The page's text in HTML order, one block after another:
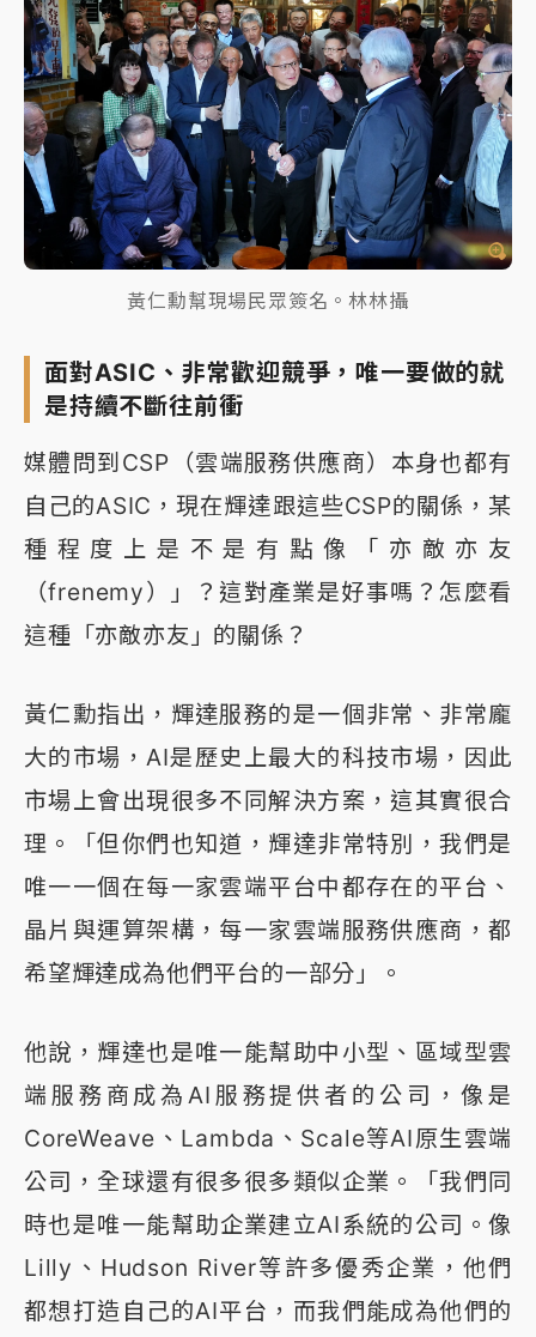
黃仁勳幫現場民眾簽名。林林攝
面對ASIC、非常歡迎競爭，唯一要做的就
是持續不斷往前衝
媒體問到CSP（雲端服務供應商）本身也都有
自己的ASIC，現在輝達跟這些CSP的關係，某
種程度上是不是有點像「亦敵亦友
（frenemy）」？這對產業是好事嗎？怎麼看
這種「亦敵亦友」的關係？
黃仁勳指出，輝達服務的是一個非常、非常龐
大的市場，AI是歷史上最大的科技市場，因此
市場上會出現很多不同解決方案，這其實很合
理。「但你們也知道，輝達非常特別，我們是
唯一一個在每一家雲端平台中都存在的平台、
晶片與運算架構，每一家雲端服務供應商，都
希望輝達成為他們平台的一部分」。
他說，輝達也是唯一能幫助中小型、區域型雲
端服務商成為AI服務提供者的公司，像是
CoreWeave、Lambda、Scale等AI原生雲端
公司，全球還有很多很多類似企業。「我們同
時也是唯一能幫助企業建立AI系統的公司。像
Lilly、Hudson River等許多優秀企業，他們
都想打造自己的AI平台，而我們能成為他們的